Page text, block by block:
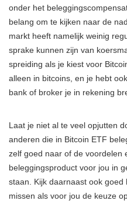
onder het
belang om te kijken naar de
markt heeft namelijk weinig
sprake kunnen zijn van
spreiding als je kiest voor
alleen in bitcoins, en je hebt
bank of broker je in rekening
Laat je niet al te veel opjutten
anderen die in Bitcoin ETF
zelf goed naar of de voordelen
beleggingsproduct voor jou in
staan. Kijk daarnaast ook
missen als voor jou de keuze